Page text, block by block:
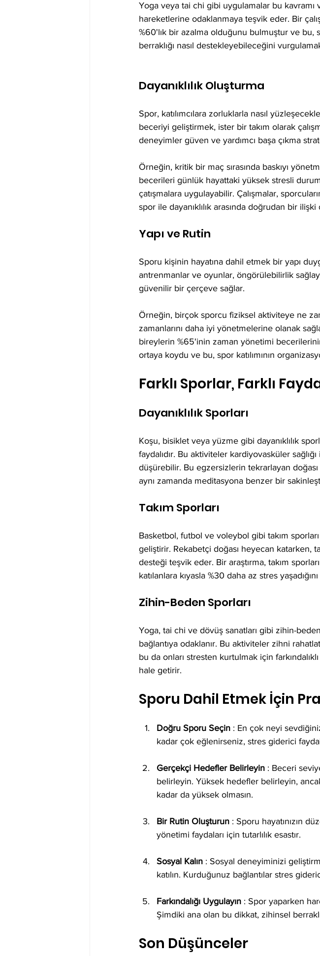
Yoga veya tai chi gibi uygulamalar bu kavramı
hareketlerine odaklanmaya teşvik eder. Bir
%60'lık bir azalma olduğunu bulmuştur ve bu,
berraklığı nasıl destekleyebileceğini
Dayanıklılık Oluşturma
Spor, katılımcılara zorluklarla nasıl
beceriyi geliştirmek, ister bir takım olarak
deneyimler güven ve yardımcı başa çıkma
Örneğin, kritik bir maç sırasında baskıyı
becerileri günlük hayattaki yüksek stresli
çatışmalara uygulayabilir. Çalışmalar,
spor ile dayanıklılık arasında doğrudan bir
Yapı ve Rutin
Sporu kişinin hayatına dahil etmek bir yapı
antrenmanlar ve oyunlar, öngörülebilirlik
güvenilir bir çerçeve sağlar.
Örneğin, birçok sporcu fiziksel aktiviteye ne
zamanlarını daha iyi yönetmelerine olanak
bireylerin %65'inin zaman yönetimi
ortaya koydu ve bu, spor katılımının
Farklı Sporlar, Farklı
Dayanıklılık Sporları
Koşu, bisiklet veya yüzme gibi dayanıklılık
faydalıdır. Bu aktiviteler kardiyovasküler
düşürebilir. Bu egzersizlerin tekrarlayan doğası
aynı zamanda meditasyona benzer bir
Takım Sporları
Basketbol, ​​futbol ve voleybol gibi takım
geliştirir. Rekabetçi doğası heyecan katarken,
desteği teşvik eder. Bir araştırma, takım
katılanlara kıyasla %30 daha az stres
Zihin-Beden Sporları
Yoga, tai chi ve dövüş sanatları gibi zihin-
bağlantıya odaklanır. Bu aktiviteler zihni
bu da onları stresten kurtulmak için
hale getirir.
Sporu Dahil Etmek İçin
Doğru Sporu Seçin : En çok neyi
kadar çok eğlenirseniz, stres giderici
Gerçekçi Hedefler Belirleyin : Beceri
belirleyin. Yüksek hedefler belirleyin,
kadar da yüksek olmasın.
Bir Rutin Oluşturun : Sporu hayatınızın
yönetimi faydaları için tutarlılık esastır.
Sosyal Kalın : Sosyal deneyiminizi
katılın. Kurduğunuz bağlantılar stres
Farkındalığı Uygulayın : Spor yaparken
Şimdiki ana olan bu dikkat, zihinsel
Son Düşünceler